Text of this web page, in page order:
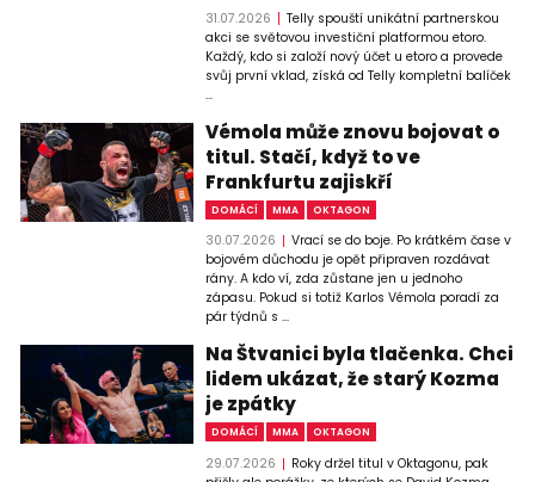
31.07.2026
Telly spouští unikátní partnerskou
akci se světovou investiční platformou etoro.
Každý, kdo si založí nový účet u etoro a provede
svůj první vklad, získá od Telly kompletní balíček
...
Vémola může znovu bojovat o
titul. Stačí, když to ve
Frankfurtu zajiskří
DOMÁCÍ MMA OKTAGON
30.07.2026
Vrací se do boje. Po krátkém čase v
bojovém důchodu je opět připraven rozdávat
rány. A kdo ví, zda zůstane jen u jednoho
zápasu. Pokud si totiž Karlos Vémola poradí za
pár týdnů s ...
Na Štvanici byla tlačenka. Chci
lidem ukázat, že starý Kozma
je zpátky
DOMÁCÍ MMA OKTAGON
29.07.2026
Roky držel titul v Oktagonu, pak